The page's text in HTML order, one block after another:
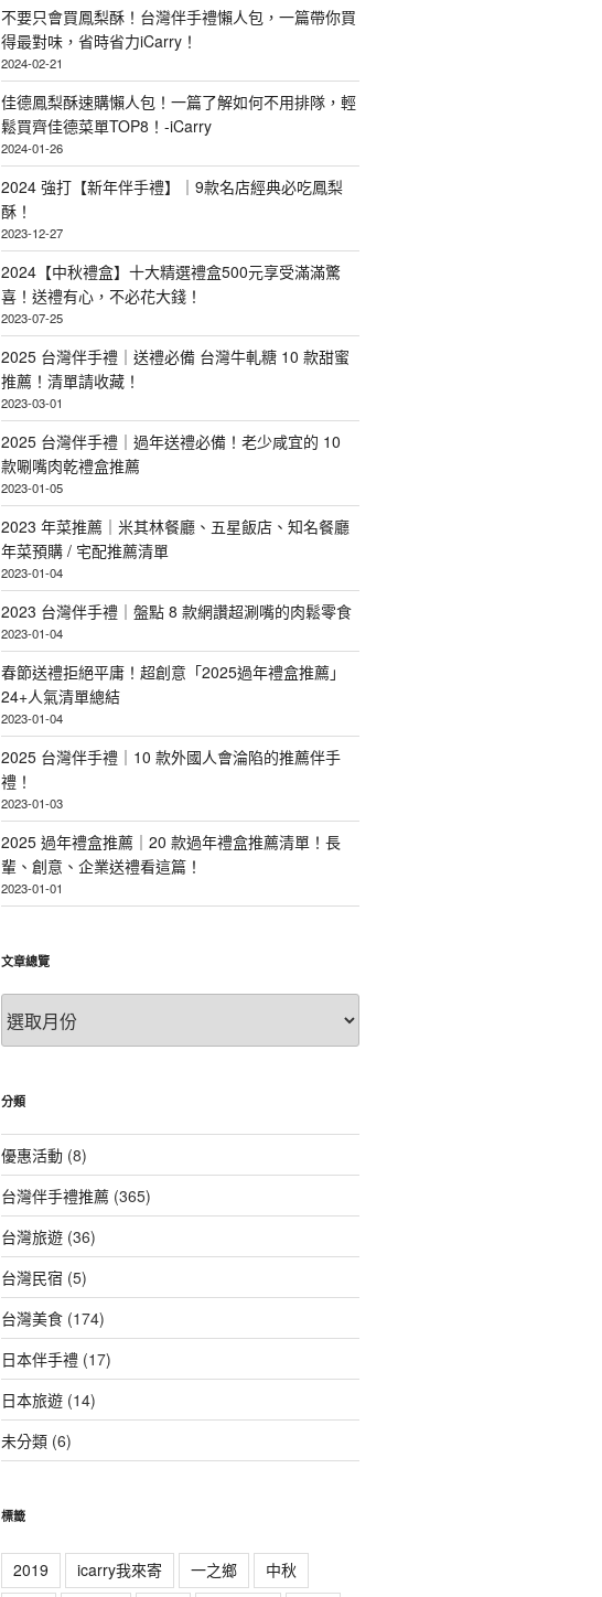
不要只會買鳳梨酥！台灣伴手禮懶人包，一篇帶你買
得最對味，省時省力iCarry！
2024-02-21
佳德鳳梨酥速購懶人包！一篇了解如何不用排隊，輕
鬆買齊佳德菜單TOP8！-iCarry
2024-01-26
2024 強打【新年伴手禮】｜9款名店經典必吃鳳梨
酥！
2023-12-27
2024【中秋禮盒】十大精選禮盒500元享受滿滿驚
喜！送禮有心，不必花大錢！
2023-07-25
2025 台灣伴手禮｜送禮必備 台灣牛軋糖 10 款甜蜜
推薦！清單請收藏！
2023-03-01
2025 台灣伴手禮｜過年送禮必備！老少咸宜的 10
款唰嘴肉乾禮盒推薦
2023-01-05
2023 年菜推薦｜米其林餐廳、五星飯店、知名餐廳
年菜預購 / 宅配推薦清單
2023-01-04
2023 台灣伴手禮｜盤點 8 款網讚超涮嘴的肉鬆零食
2023-01-04
春節送禮拒絕平庸！超創意「2025過年禮盒推薦」
24+人氣清單總結
2023-01-04
2025 台灣伴手禮｜10 款外國人會淪陷的推薦伴手
禮！
2023-01-03
2025 過年禮盒推薦｜20 款過年禮盒推薦清單！長
輩、創意、企業送禮看這篇！
2023-01-01
文章總覽
章
總
分類
優惠活動(8)
台灣伴手禮推薦(365)
台灣旅遊(36)
台灣民宿 (5)
台灣美食(174)
日本伴手禮(17)
日本旅遊(14)
未分類(6)
標籤
2019 icarry我來寄 一之鄉
中秋